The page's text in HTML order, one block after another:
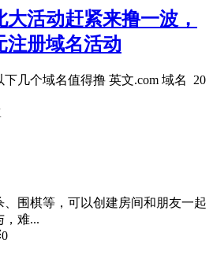
活动赶紧来撸一波，
注册域名活动
几个域名值得撸 英文.com 域名 20
围棋等，可以创建房间和朋友一起
，难...
0